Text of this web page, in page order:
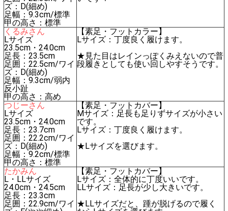
ズ：D(細め)
足幅：9.3cm/標準
甲の高さ：標準
くるみさん
Lサイズ
23.5cm・24.0cm
足長：23.5cm
足囲：22.5cm/ワイ
ズ：D(細め)
足幅：9.3cm/弱内
反小趾
甲の高さ：高め
【素足・フットカラー】
Lサイズ：丁度良く履けます。
★見た目はレインっぽくみえないので普
段履きとしても使い回しやすそうです。
つじーさん
Lサイズ
23.5cm・24.0cm
足長：23.7cm
足囲：22.2cm/ワイ
ズ：D(細め)
足幅：9.2cm/標準
甲の高さ：標準
【素足・フットカバー】
Mサイズ：足長も足りずサイズが小さい
です。
Lサイズ：丁度良く履けます。
★Lサイズを選びます。
たかみん
L・LLサイズ
24.0cm・24.5cm
足長：23.3cm
足囲：22.9cm/ワイ
【素足・フットカバー】
Lサイズ：全体的に丁度いいです。
LLサイズ：足長が少し大きいです。
★LLサイズだと、踵が脱げるので履く